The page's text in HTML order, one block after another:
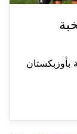
بأوزبكستان